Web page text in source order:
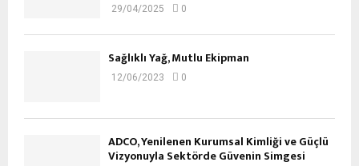
29/04/2025 0
Sağlıklı Yağ, Mutlu Ekipman
12/06/2023 0
ADCO, Yenilenen Kurumsal Kimliği ve Güçlü
Vizyonuyla Sektörde Güvenin Simgesi